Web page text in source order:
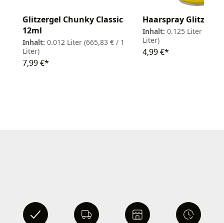
Glitzergel Chunky Classic
12ml
Inhalt: 0.012 Liter (665,83 € / 1
Liter)
7,99 €*
Haarspray Glitzer
Inhalt: 0.125 Liter
Liter)
4,99 €*